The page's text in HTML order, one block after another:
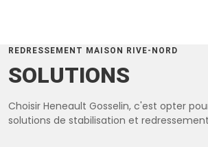
REDRESSEMENT MAISON RIVE-NORD
SOLUTIONS
Choisir Heneault Gosselin, c'est opter
solutions de stabilisation et